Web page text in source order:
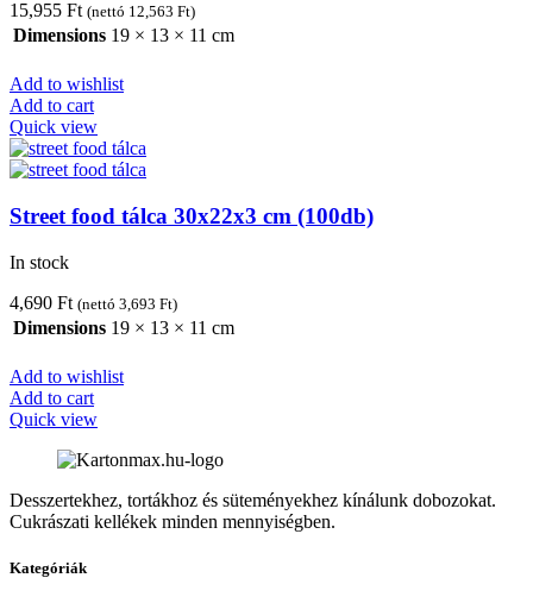
15,955 Ft (nettó 12,563 Ft)
Dimensions 19 × 13 × 11 cm
Add to wishlist
Add to cart
Quick view
Street food tálca 30x22x3 cm (100db)
In stock
4,690 Ft (nettó 3,693 Ft)
Dimensions 19 × 13 × 11 cm
Add to wishlist
Add to cart
Quick view
Desszertekhez, tortákhoz és süteményekhez kínálunk dobozokat.
Cukrászati kellékek minden mennyiségben.
Kategóriák